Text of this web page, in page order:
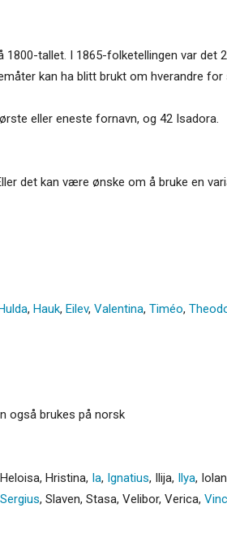
tallet. I 1865-folketellingen var det
kan ha blitt brukt om hverandre
eller eneste fornavn, og 42 Isadora.
det kan være ønske om å bruke en
, Hauk, Eilev, Valentina, Timéo,
også brukes på norsk
Heloisa, Hristina, Ia, Ignatius, Ilija, Ilya,
Sergius, Slaven, Stasa, Velibor, Verica,